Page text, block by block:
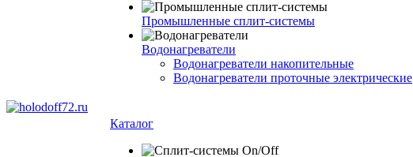
Промышленные сплит-системы
Водонагреватели
Водонагреватели накопительные
Водонагреватели проточные электрические
Каталог